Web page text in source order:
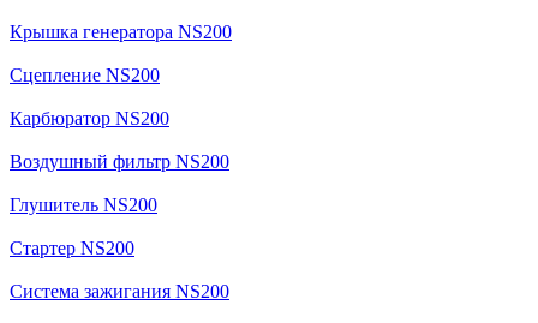
Крышка генератора NS200
Сцепление NS200
Карбюратор NS200
Воздушный фильтр NS200
Глушитель NS200
Стартер NS200
Система зажигания NS200